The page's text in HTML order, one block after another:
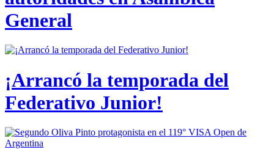
General
¡Arrancó la temporada del
Federativo Junior!